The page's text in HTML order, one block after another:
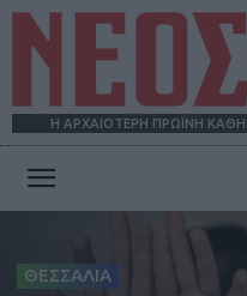
Η ΑΡΧΑΙΟΤΕΡΗ ΠΡΩΪΝΗ
ΘΕΣΣΑΛΙΑ